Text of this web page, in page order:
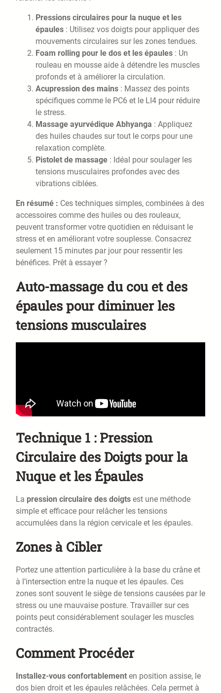
Pressions circulaires pour la nuque et les
épaules : Utilisez vos doigts pour appliquer des
mouvements circulaires sur les zones tendues.
Foam rolling pour le dos et les épaules : Un
rouleau en mousse aide à détendre les muscles
profonds et à améliorer la circulation.
Acupression des mains : Massez des points
spécifiques comme le PC6 et le LI4 pour réduire
le stress.
Massage ayurvédique Abhyanga : Appliquez
des huiles chaudes sur tout le corps pour une
relaxation complète.
Pistolet de massage : Idéal pour soulager les
tensions musculaires profondes avec des
vibrations ciblées.
En résumé : Ces techniques simples, combinées à des
accessoires comme des huiles ou des rouleaux,
peuvent transformer votre quotidien en réduisant le
stress et en améliorant votre souplesse. Consacrez
seulement 15 minutes par jour pour ressentir les
bénéfices. Prêt à essayer ?
Auto-massage du cou et des
épaules pour diminuer les
tensions musculaires
Technique 1 : Pression
Circulaire des Doigts pour la
Nuque et les Épaules
La pression circulaire des doigts est une méthode
simple et efficace pour relâcher les tensions
accumulées dans la région cervicale et les épaules.
Zones à Cibler
Portez une attention particulière à la base du crâne et
à l’intersection entre la nuque et les épaules. Ces
zones sont souvent le siège de tensions causées par le
stress ou une mauvaise posture. Travailler sur ces
points peut considérablement soulager les muscles
contractés.
Comment Procéder
Installez-vous confortablement en position assise, le
dos bien droit et les épaules relâchées. Cela permet à